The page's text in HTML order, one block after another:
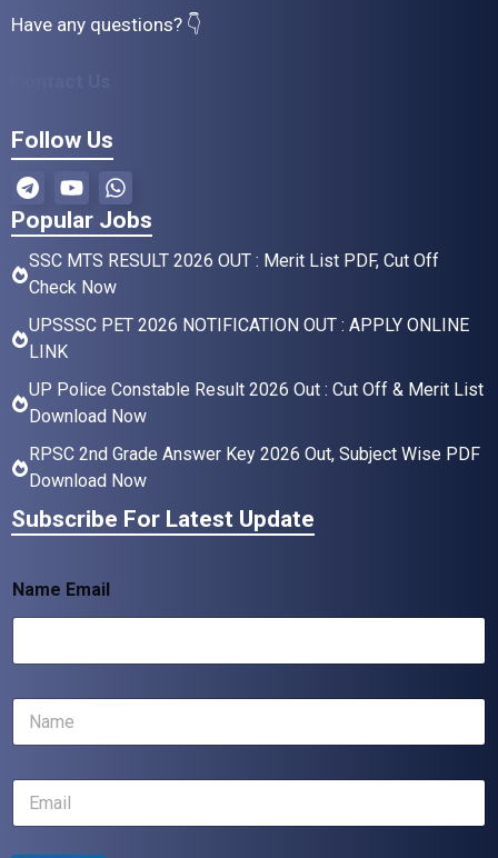
Have any questions? 👇
Follow Us
Popular Jobs
SSC MTS RESULT 2026 OUT : Merit List PDF, Cut Off
Check Now
UPSSSC PET 2026 NOTIFICATION OUT : APPLY ONLINE
LINK
UP Police Constable Result 2026 Out : Cut Off & Merit List
Download Now
RPSC 2nd Grade Answer Key 2026 Out, Subject Wise PDF
Download Now
Subscribe For Latest Update
Name Email
N
m
E
a
i